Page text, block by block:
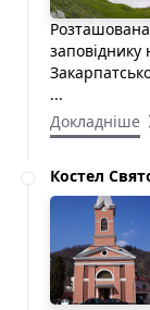
заповіднику
...
Докладніше
Костел